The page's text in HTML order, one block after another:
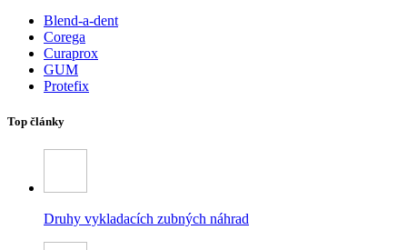
Blend-a-dent
Corega
Curaprox
GUM
Protefix
Top články
Druhy vykladacích zubných náhrad